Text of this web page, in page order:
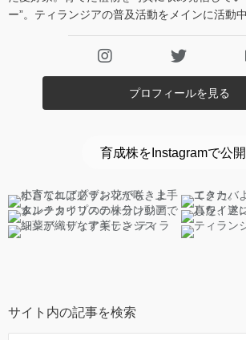
ー”。ティランジアの普及活動をメインに活動中
プロフィールを見る
育成株をInstagramで公
サイト内の記事を検索